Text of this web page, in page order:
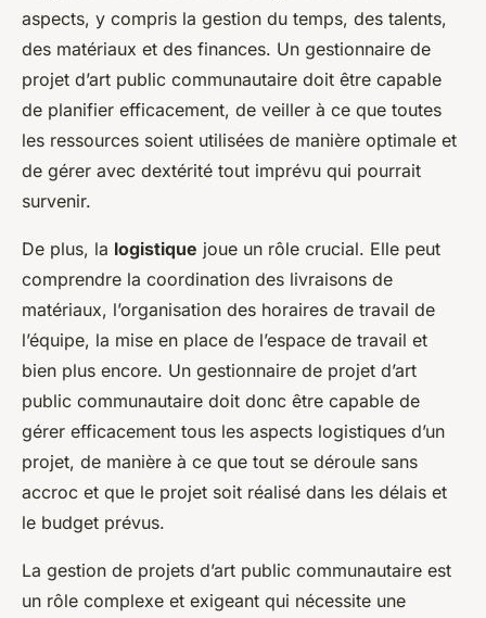
aspects, y compris la gestion du temps, des talents,
des matériaux et des finances. Un gestionnaire de
projet d’art public communautaire doit être capable
de planifier efficacement, de veiller à ce que toutes
les ressources soient utilisées de manière optimale et
de gérer avec dextérité tout imprévu qui pourrait
survenir.
De plus, la logistique joue un rôle crucial. Elle peut
comprendre la coordination des livraisons de
matériaux, l’organisation des horaires de travail de
l’équipe, la mise en place de l’espace de travail et
bien plus encore. Un gestionnaire de projet d’art
public communautaire doit donc être capable de
gérer efficacement tous les aspects logistiques d’un
projet, de manière à ce que tout se déroule sans
accroc et que le projet soit réalisé dans les délais et
le budget prévus.
La gestion de projets d’art public communautaire est
un rôle complexe et exigeant qui nécessite une